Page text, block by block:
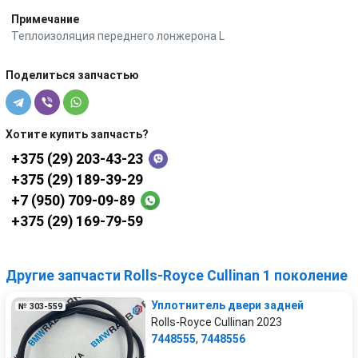
Примечание
Теплоизоляция переднего лонжерона L
Поделиться запчастью
Хотите купить запчасть?
+375 (29) 203-43-23
+375 (29) 189-39-29
+7 (950) 709-09-89
+375 (29) 169-79-59
Другие запчасти Rolls-Royce Cullinan 1 поколение
№ 303-559
Уплотнитель двери задней
Rolls-Royce Cullinan 2023
7448555, 7448556